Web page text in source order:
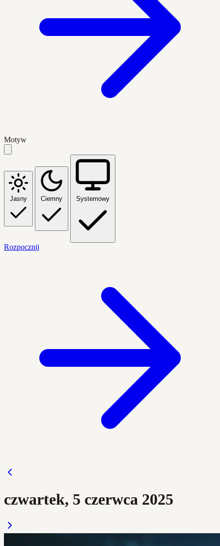
Motyw
Jasny Ciemny Systemowy
Rozpocznij
czwartek, 5 czerwca 2025